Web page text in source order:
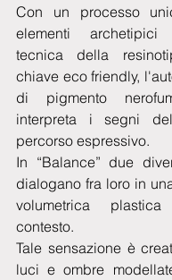
Con un processo
elementi
tecnica della
chiave eco friendly,
di pigmento
interpreta i segni
percorso espressivo.
In “Balance” due
dialogano fra loro in
volumetrica
contesto.
Tale sensazione è
luci e ombre